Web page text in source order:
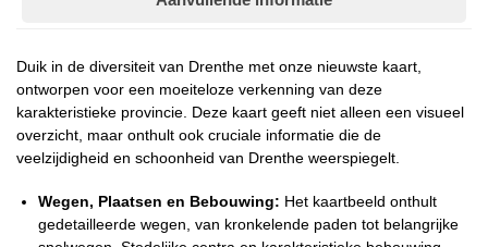
Duik in de diversiteit van Drenthe met onze nieuwste kaart,
ontworpen voor een moeiteloze verkenning van deze
karakteristieke provincie. Deze kaart geeft niet alleen een visueel
overzicht, maar onthult ook cruciale informatie die de
veelzijdigheid en schoonheid van Drenthe weerspiegelt.
Wegen, Plaatsen en Bebouwing: Het kaartbeeld onthult
gedetailleerde wegen, van kronkelende paden tot belangrijke